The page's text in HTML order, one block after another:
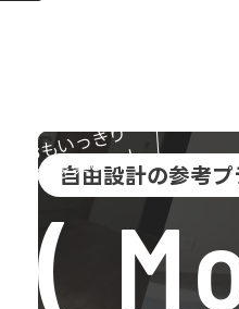
自由設計の参考
おもいっきり
趣味を楽しむ！